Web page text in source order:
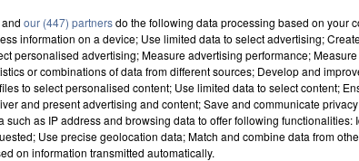
multiplier les arrêts dans les zones rurales
un emploi ou une réorientation
pour vous guider dans vos choix. C'est
Retrouvez ci-dessous le planning
le sud des Yvelines :
9 décembre
our (447) partnersdo the following data processing based on your
information on a device; Use limited data to select advertising;
personalised advertising; Measure advertising performance;
or combinations of data from different sources; Develop and
to select personalised content; Use limited data to select content;
and present advertising and content; Save and communicate
such as IP address and browsing data to offer following
Use precise geolocation data; Match and combine data from
on information transmitted automatically.